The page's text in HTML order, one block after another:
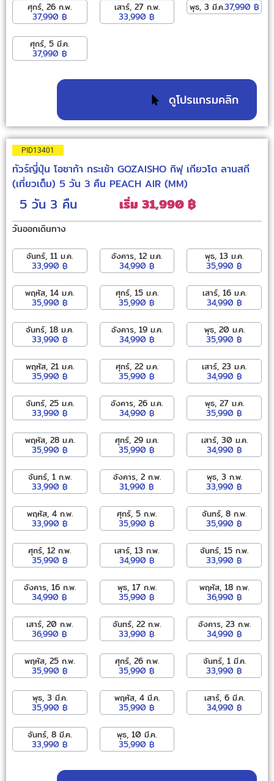
ศุกร์, 26 ก.พ.
37,990 ฿
เสาร์, 27 ก.พ.
33,990 ฿
พุธ, 3 มี.ค.37,990 ฿
ศุกร์, 5 มี.ค.
37,990 ฿
ดูโปรแกรมคลิก
PID13401
ทัวร์ญี่ปุ่น โอซาก้า กระเช้า GOZAISHO กิฟุ เกียวโต ลานสกี
(เที่ยวเต็ม) 5 วัน 3 คืน PEACH AIR (MM)
5 วัน 3 คืน เริ่ม 31,990 ฿
วันออกเดินทาง
จันทร์, 11 ม.ค.
33,990 ฿
อังคาร, 12 ม.ค.
34,990 ฿
พุธ, 13 ม.ค.
35,990 ฿
พฤหัส, 14 ม.ค.
35,990 ฿
ศุกร์, 15 ม.ค.
35,990 ฿
เสาร์, 16 ม.ค.
34,990 ฿
จันทร์, 18 ม.ค.
33,990 ฿
อังคาร, 19 ม.ค.
34,990 ฿
พุธ, 20 ม.ค.
35,990 ฿
พฤหัส, 21 ม.ค.
35,990 ฿
ศุกร์, 22 ม.ค.
35,990 ฿
เสาร์, 23 ม.ค.
34,990 ฿
จันทร์, 25 ม.ค.
33,990 ฿
อังคาร, 26 ม.ค.
34,990 ฿
พุธ, 27 ม.ค.
35,990 ฿
พฤหัส, 28 ม.ค.
35,990 ฿
ศุกร์, 29 ม.ค.
35,990 ฿
เสาร์, 30 ม.ค.
34,990 ฿
จันทร์, 1 ก.พ.
33,990 ฿
อังคาร, 2 ก.พ.
31,990 ฿
พุธ, 3 ก.พ.
33,990 ฿
พฤหัส, 4 ก.พ.
33,990 ฿
ศุกร์, 5 ก.พ.
35,990 ฿
จันทร์, 8 ก.พ.
35,990 ฿
ศุกร์, 12 ก.พ.
35,990 ฿
เสาร์, 13 ก.พ.
34,990 ฿
จันทร์, 15 ก.พ.
33,990 ฿
อังคาร, 16 ก.พ.
34,990 ฿
พุธ, 17 ก.พ.
35,990 ฿
พฤหัส, 18 ก.พ.
36,990 ฿
เสาร์, 20 ก.พ.
36,990 ฿
จันทร์, 22 ก.พ.
33,990 ฿
อังคาร, 23 ก.พ.
34,990 ฿
พฤหัส, 25 ก.พ.
35,990 ฿
ศุกร์, 26 ก.พ.
35,990 ฿
จันทร์, 1 มี.ค.
33,990 ฿
พุธ, 3 มี.ค.
35,990 ฿
พฤหัส, 4 มี.ค.
35,990 ฿
เสาร์, 6 มี.ค.
34,990 ฿
จันทร์, 8 มี.ค.
33,990 ฿
พุธ, 10 มี.ค.
35,990 ฿